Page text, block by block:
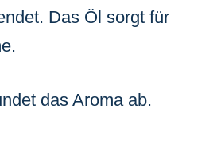
Das Öl sorgt für
das Aroma ab.